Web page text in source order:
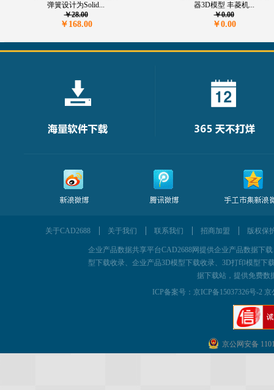
弹簧设计为Solid...
￥28.00
￥168.00
器3D模型 丰菱机...
￥0.00
￥0.00
关于CAD2688 关于我们 联系我们 招商加盟 版权保
企业产品数据共享平台CAD2688网提供企业产品数据下
型下载收录、企业产品3D模型下载收录、3D打印模型下
据下载站，提供免费数
ICP备案号： 京ICP备15037326号-2
京公网安备